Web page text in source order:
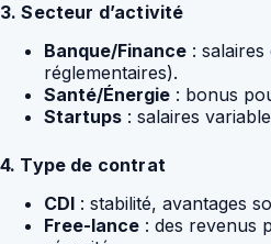
3. Secteur d’activité
Banque/Finance : salaires
réglementaires).
Santé/Énergie : bonus
Startups : salaires
4. Type de contrat
CDI : stabilité, avantages
Free-lance : des revenus